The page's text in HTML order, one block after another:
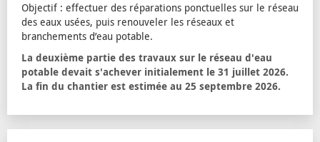
Objectif : effectuer des réparations ponctuelles sur le réseau
des eaux usées, puis renouveler les réseaux et
branchements d’eau potable.
La deuxième partie des travaux sur le réseau d'eau
potable devait s'achever initialement le 31 juillet 2026.
La fin du chantier est estimée au 25 septembre 2026.